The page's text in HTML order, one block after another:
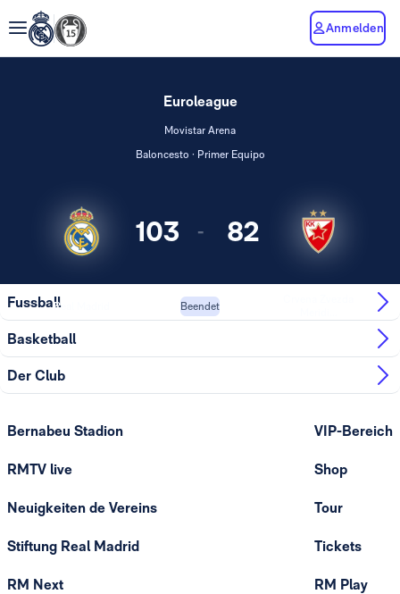
Anmelden
Euroleague
Movistar Arena
Baloncesto · Primer Equipo
103 - 82
Real Madrid Beendet
Fussball
Basketball
Der Club
Bernabeu Stadion
RMTV live
Neuigkeiten de Vereins
Stiftung Real Madrid
RM Next
VIP-Bereich
Shop
Tour
Tickets
RM Play